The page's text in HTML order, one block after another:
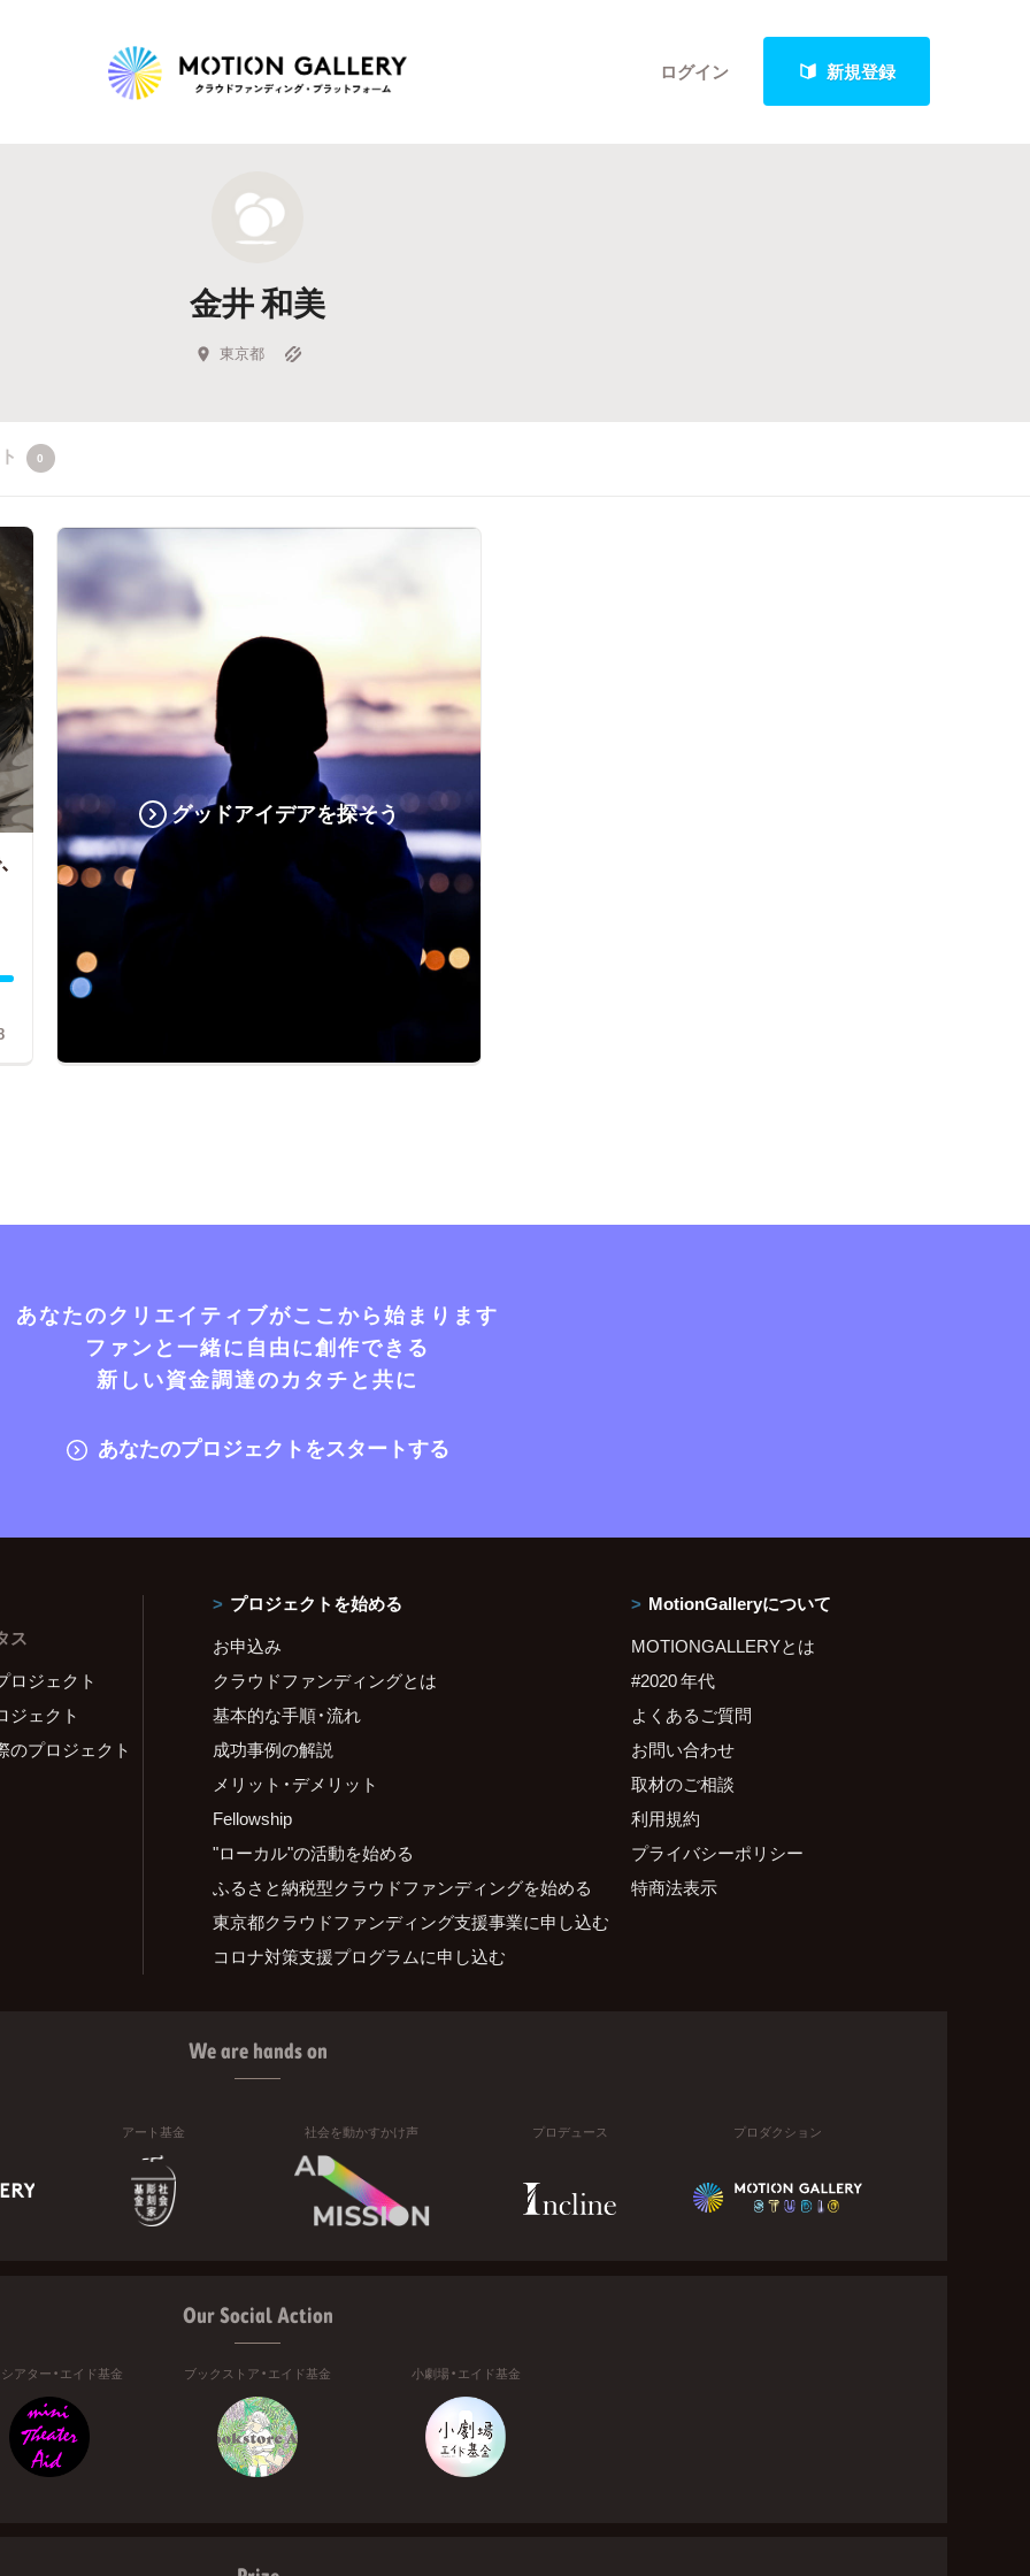
ログイン 新規登録
新着プロジェクト
Feature
キュレーターから探す
金井 和美
東京都
0
グッドアイデアを探そう
あなたのクリエイティブがここから始まります
ファンと一緒に自由に創作できる
新しい資金調達のカタチと共に
あなたのプロジェクトをスタートする
ス
ロジェクト
ジェクト
のプロジェクト
プロジェクトを始める
お申込み
クラウドファンディングとは
基本的な手順・流れ
成功事例の解説
メリット・デメリット
Fellowship
"ローカル"の活動を始める
ふるさと納税型クラウドファンディングを始める
東京都クラウドファンディング支援事業に申し込む
コロナ対策支援プログラムに申し込む
MotionGalleryについて
MOTIONGALLERYとは
#2020 年代
よくあるご質問
お問い合わせ
取材のご相談
利用規約
プライバシーポリシー
特商法表示
We are hands on
アート基金 社会を動かすかけ声 プロデュース プロダクション
Our Social Action
アター・エイド基金 ブックストア・エイド基金 小劇場・エイド基金